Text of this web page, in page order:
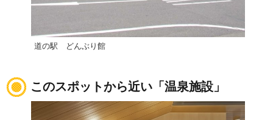
道の駅 どんぶり館
このスポットから近い「温泉施設」